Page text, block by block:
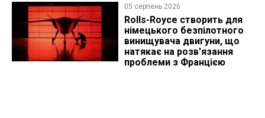
05 серпень 2026
Rolls-Royce створить для
німецького безпілотного
винищувача двигуни, що
натякає на розв'язання
проблеми з Францією